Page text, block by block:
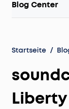
Blog Center
Startseite /
Liberty